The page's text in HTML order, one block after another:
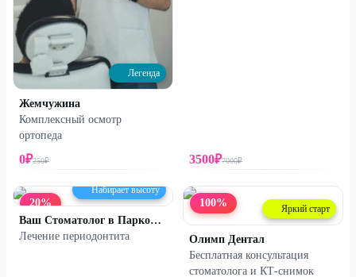
Легенда
Жемчужина
Комплексный осмотр
ортопеда
0₽250₽ 3500₽7000₽
20%
Набирает высоту
Ваш Стоматолог в Парковом
Лечение периодонтита
100% Яркий старт
Олимп Дентал
Бесплатная консультация
стоматолога и КТ-снимок